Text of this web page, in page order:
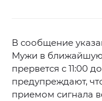
В сообщение
Мужи в
прервется с 11:00
предупреждают,
приемом сигнала